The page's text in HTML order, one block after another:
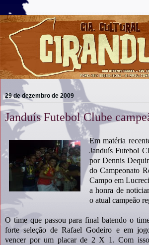
29 de dezembro de 2009
Janduís Futebol Clube
Em matéria
Janduís Futebol
por Dennis
do Campeonato
Campo em
a honra de
o atual campeão
O time que passou para final batendo o
forte seleção de Rafael Godeiro e em
vencer por um placar de 2 X 1. Com